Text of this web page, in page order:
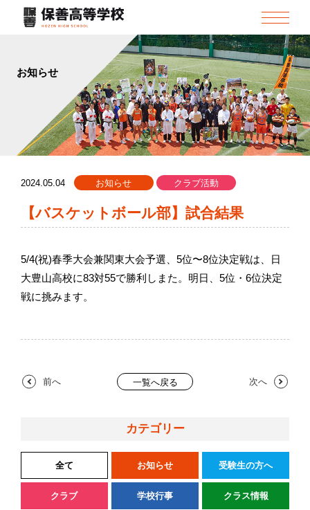
お知らせ
2024.05.04 お知らせ クラブ活動
【バスケットボール部】試合結果
5/4(祝)春季大会兼関東大会予選、5位〜8位決定戦は、日
大豊山高校に83対55で勝利しまた。明日、5位・6位決定
戦に挑みます。
前へ 一覧へ戻る 次へ
カテゴリー
全て お知らせ 受験生の方へ
クラブ 学校行事 クラス情報